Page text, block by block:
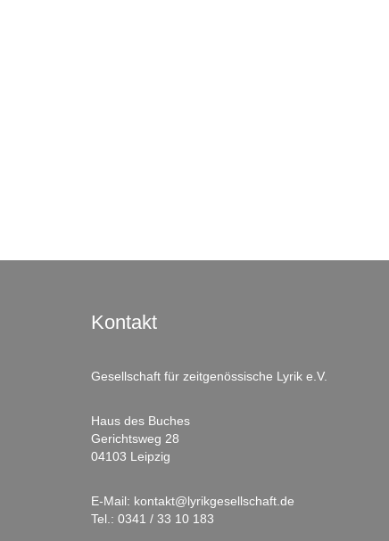
Kontakt
Gesellschaft für zeitgenössische Lyrik e.V.
Haus des Buches
Gerichtsweg 28
04103 Leipzig
E-Mail: kontakt@lyrikgesellschaft.de
Tel.: 0341 / 33 10 183